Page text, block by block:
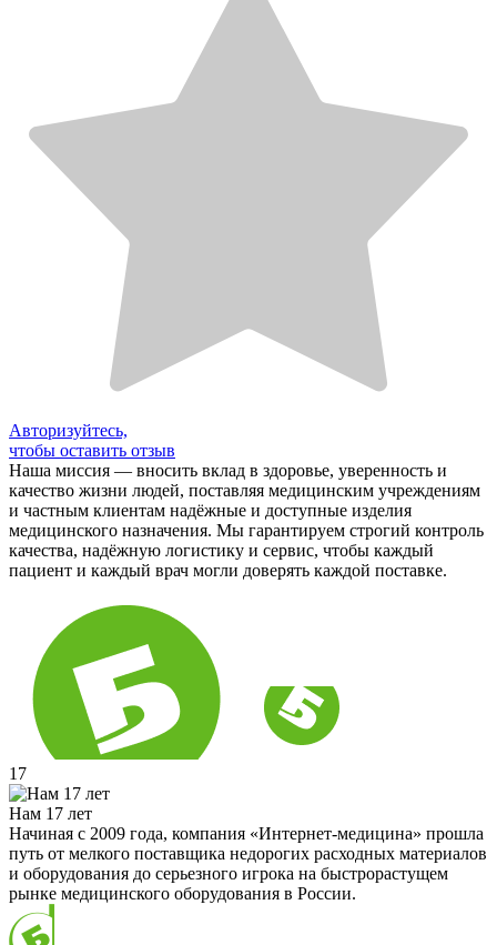
Авторизуйтесь,
чтобы оставить отзыв
Наша миссия — вносить вклад в здоровье, уверенность и
качество жизни людей, поставляя медицинским учреждениям
и частным клиентам надёжные и доступные изделия
медицинского назначения. Мы гарантируем строгий контроль
качества, надёжную логистику и сервис, чтобы каждый
пациент и каждый врач могли доверять каждой поставке.
17
Нам 17 лет
Начиная с 2009 года, компания «Интернет-медицина» прошла
путь от мелкого поставщика недорогих расходных материалов
и оборудования до серьезного игрока на быстрорастущем
рынке медицинского оборудования в России.